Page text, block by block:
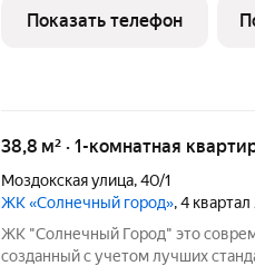
и продуманными
подарят вам высокий
Показать телефон
38,8 м² · 1-комнатная
Моздокская улица,40/1
ЖК «Солнечный город», 4
ЖК "Солнечный Город" это современный жилой комплекс,
созданный с учетом лучших